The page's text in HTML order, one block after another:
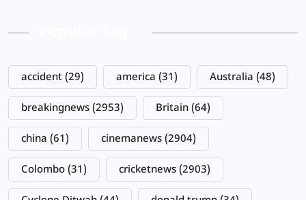
accident (29) america (31) Australia (48)
breakingnews (2953) Britain (64)
china (61) cinemanews (2904)
Colombo (31) cricketnews (2903)